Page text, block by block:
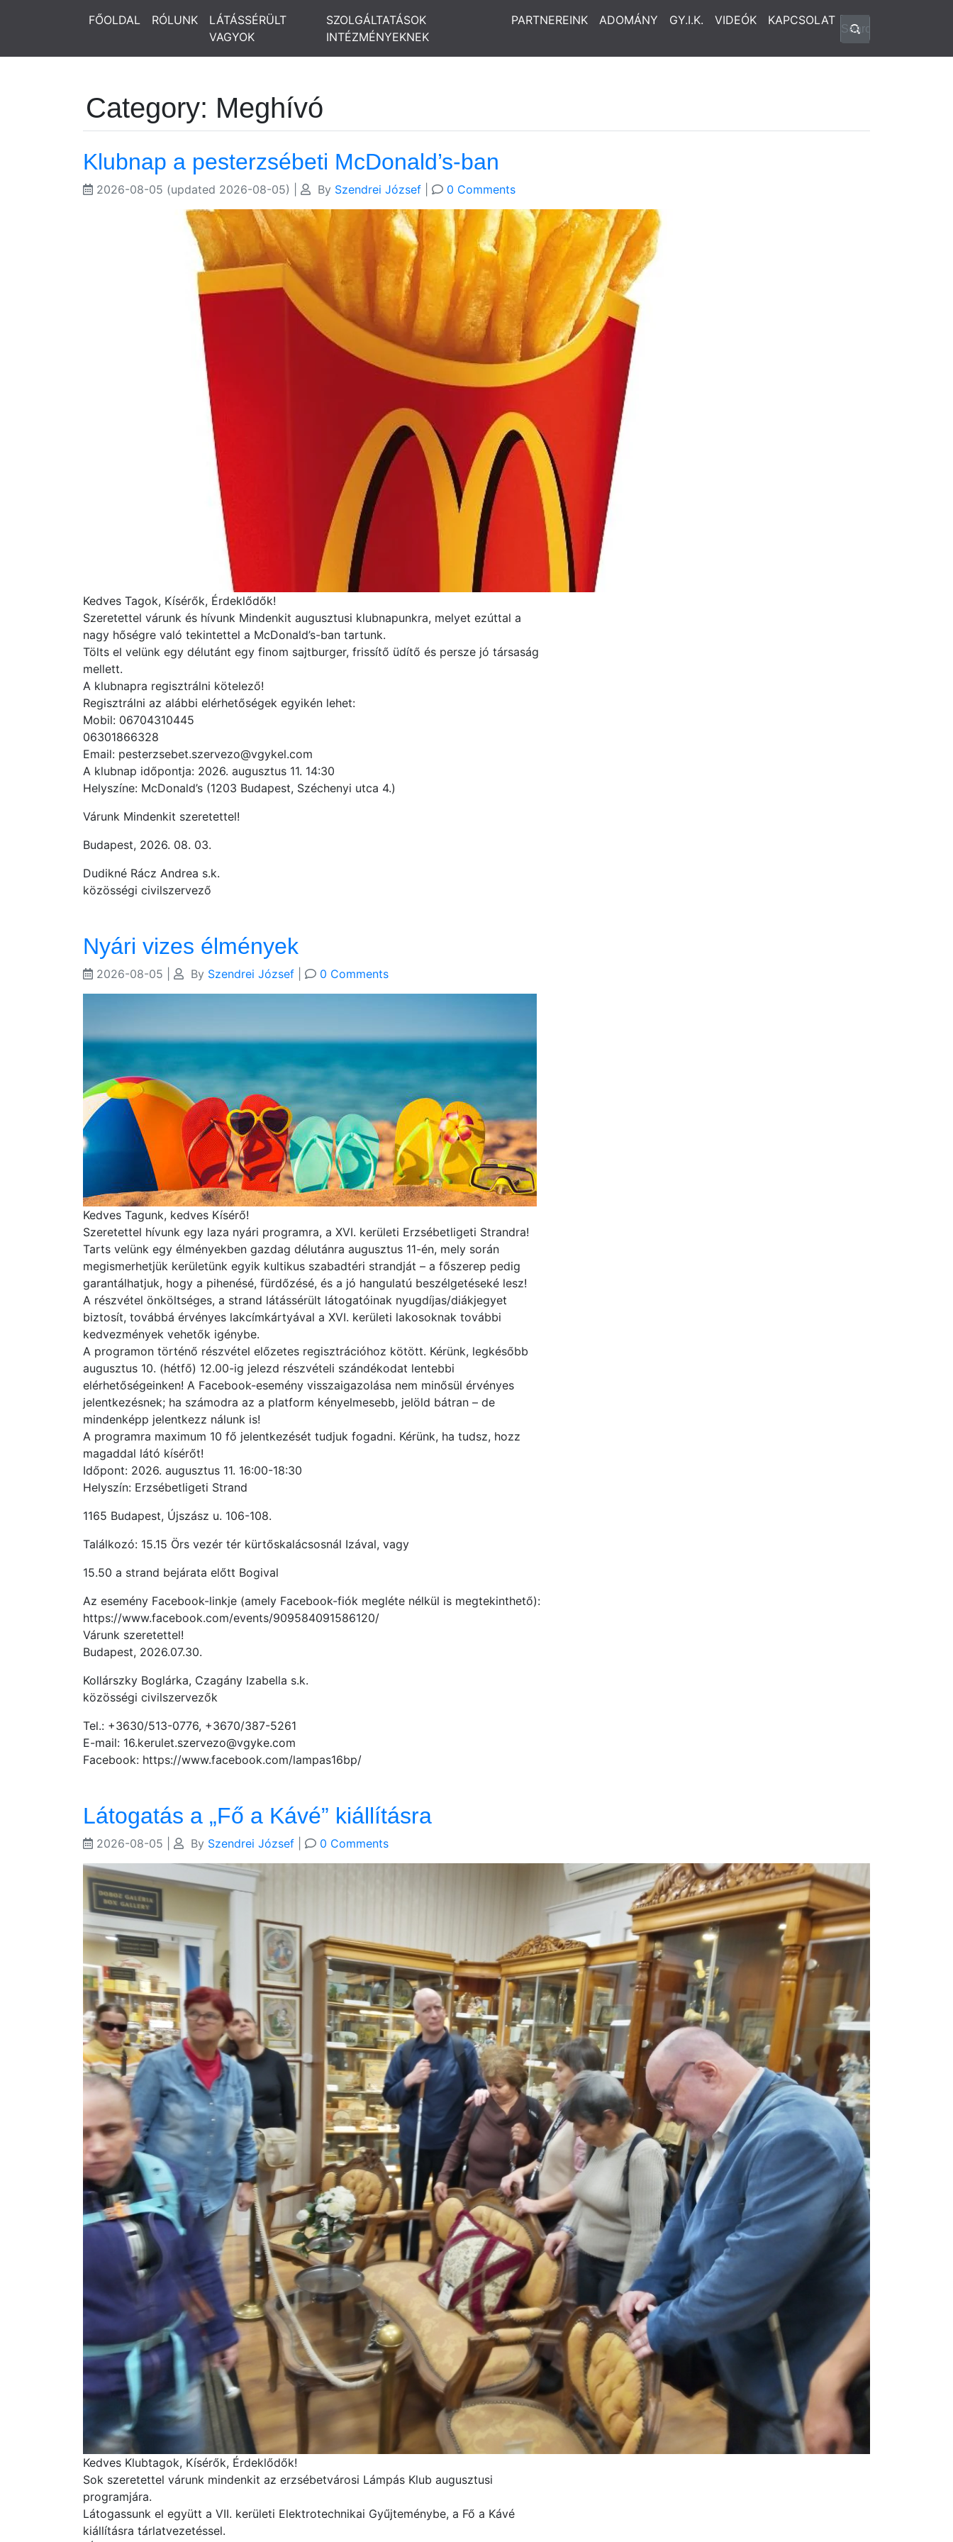
FŐOLDAL RÓLUNK
LÁTÁSSÉRÜLT
VAGYOK
SZOLGÁLTATÁSOK
INTÉZMÉNYEKNEK
PARTNEREINK ADOMÁNY GY.I.K. VIDEÓK KAPCSOLAT
Category: Meghívó
Klubnap a pesterzsébeti McDonald’s-ban
2026-08-05 (updated 2026-08-05) By Szendrei József 0 Comments
Kedves Tagok, Kísérők, Érdeklődők!
Szeretettel várunk és hívunk Mindenkit augusztusi klubnapunkra, melyet ezúttal a
nagy hőségre való tekintettel a McDonald’s-ban tartunk.
Tölts el velünk egy délutánt egy finom sajtburger, frissítő üdítő és persze jó társaság
mellett.
A klubnapra regisztrálni kötelező!
Regisztrálni az alábbi elérhetőségek egyikén lehet:
Mobil: 06704310445
06301866328
Email: pesterzsebet.szervezo@vgykel.com
A klubnap időpontja: 2026. augusztus 11. 14:30
Helyszíne: McDonald’s (1203 Budapest, Széchenyi utca 4.)
Várunk Mindenkit szeretettel!
Budapest, 2026. 08. 03.
Dudikné Rácz Andrea s.k.
közösségi civilszervező
Nyári vizes élmények
2026-08-05 By Szendrei József 0 Comments
Kedves Tagunk, kedves Kísérő!
Szeretettel hívunk egy laza nyári programra, a XVI. kerületi Erzsébetligeti Strandra!
Tarts velünk egy élményekben gazdag délutánra augusztus 11-én, mely során
megismerhetjük kerületünk egyik kultikus szabadtéri strandját – a főszerep pedig
garantálhatjuk, hogy a pihenésé, fürdőzésé, és a jó hangulatú beszélgetéseké lesz!
A részvétel önköltséges, a strand látássérült látogatóinak nyugdíjas/diákjegyet
biztosít, továbbá érvényes lakcímkártyával a XVI. kerületi lakosoknak további
kedvezmények vehetők igénybe.
A programon történő részvétel előzetes regisztrációhoz kötött. Kérünk, legkésőbb
augusztus 10. (hétfő) 12.00-ig jelezd részvételi szándékodat lentebbi
elérhetőségeinken! A Facebook-esemény visszaigazolása nem minősül érvényes
jelentkezésnek; ha számodra az a platform kényelmesebb, jelöld bátran – de
mindenképp jelentkezz nálunk is!
A programra maximum 10 fő jelentkezését tudjuk fogadni. Kérünk, ha tudsz, hozz
magaddal látó kísérőt!
Időpont: 2026. augusztus 11. 16:00-18:30
Helyszín: Erzsébetligeti Strand
1165 Budapest, Újszász u. 106-108.
Találkozó: 15.15 Örs vezér tér kürtőskalácsosnál Izával, vagy
15.50 a strand bejárata előtt Bogival
Az esemény Facebook-linkje (amely Facebook-fiók megléte nélkül is megtekinthető):
https://www.facebook.com/events/909584091586120/
Várunk szeretettel!
Budapest, 2026.07.30.
Kollárszky Boglárka, Czagány Izabella s.k.
közösségi civilszervezők
Tel.: +3630/513-0776, +3670/387-5261
E-mail: 16.kerulet.szervezo@vgyke.com
Facebook: https://www.facebook.com/lampas16bp/
Látogatás a „Fő a Kávé” kiállításra
2026-08-05 By Szendrei József 0 Comments
Kedves Klubtagok, Kísérők, Érdeklődők!
Sok szeretettel várunk mindenkit az erzsébetvárosi Lámpás Klub augusztusi
programjára.
Látogassunk el együtt a VII. kerületi Elektrotechnikai Gyűjteménybe, a Fő a Kávé
kiállításra tárlatvezetéssel.